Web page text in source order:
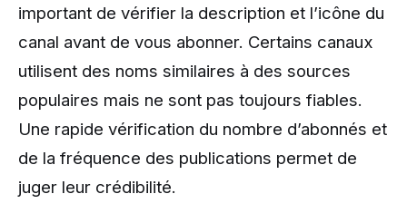
important de vérifier la description et l’icône du
canal avant de vous abonner. Certains canaux
utilisent des noms similaires à des sources
populaires mais ne sont pas toujours fiables.
Une rapide vérification du nombre d’abonnés et
de la fréquence des publications permet de
juger leur crédibilité.